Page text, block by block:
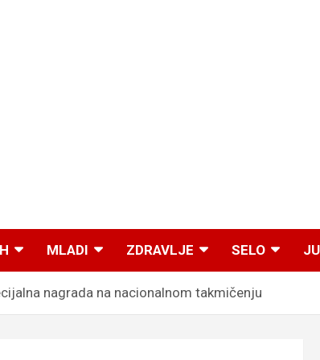
MLADI ZDRAVLJE SELO
nagrada na nacionalnom takmičenju